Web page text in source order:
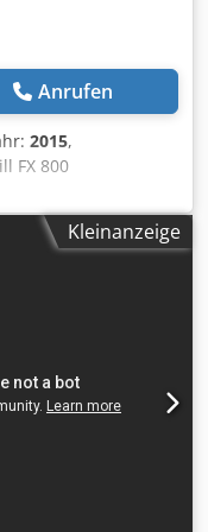
Bauweise:
# CNC-Steuerung:
#
Bruchkontrolle:
durch OSP-
#
BETRIEBSBEREIT
Anrufen
2015,
FX 800
148-fach
800 mm
Z-Achse: 550
360°
min
HSK-
Gewinde- und
Belastbarkeit: 320 kg
Kleinanzeige